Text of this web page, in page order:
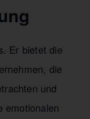
Er bietet die
die
und
emotionalen